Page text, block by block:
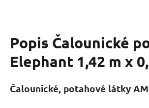
Popis Čalounické
Elephant 1,42 m x
Čalounické, potahové látky